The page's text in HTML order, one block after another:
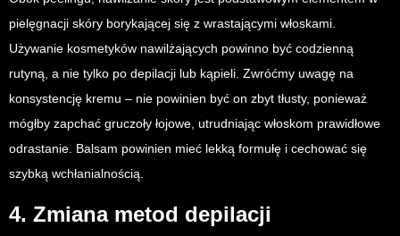
pielęgnacji skóry borykającej się z wrastającymi włoskami.
Używanie kosmetyków nawilżających powinno być codzienną
rutyną, a nie tylko po depilacji lub kąpieli. Zwróćmy uwagę na
konsystencję kremu – nie powinien być on zbyt tłusty, ponieważ
mógłby zapchać gruczoły łojowe, utrudniając włoskom prawidłowe
odrastanie. Balsam powinien mieć lekką formułę i cechować się
szybką wchłanialnością.
4. Zmiana metod depilacji